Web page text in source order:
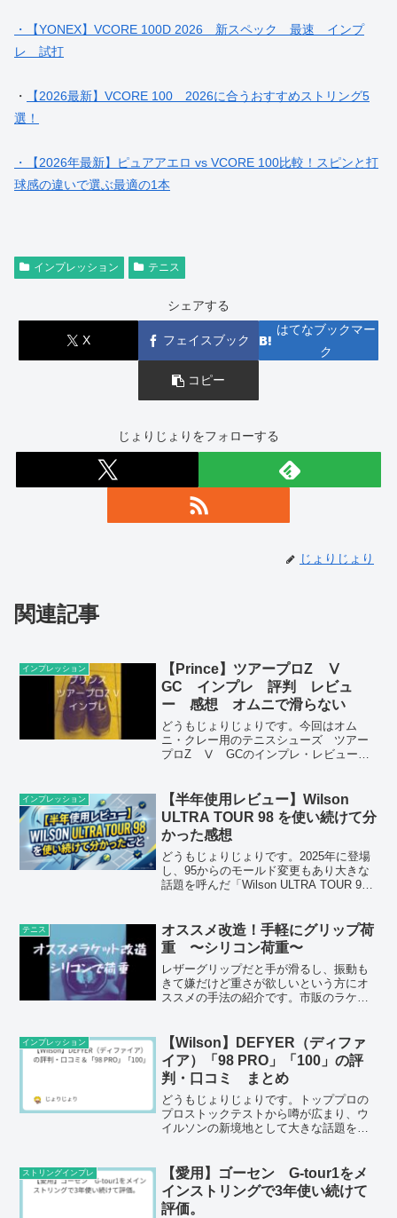
・【YONEX】VCORE 100D 2026 新スペック 最速 インプ
レ 試打
・
【2026最新】VCORE 100 2026に合うおすすめストリング5
選！
・【2026年最新】ピュアアエロ vs VCORE 100比較！スピンと打
球感の違いで選ぶ最適の1本
インプレッション テニス
シェアする
X フェイスブック
はてなブックマー
ク
コピー
じょりじょりをフォローする
じょりじょり
関連記事
インプレッション
【Prince】ツアープロZ Ⅴ
GC インプレ 評判 レビュ
ー 感想 オムニで滑らない
どうもじょりじょりです。今回はオム
ニ・クレー用のテニスシューズ ツアー
プロZ Ⅴ GCのインプレ・レビューに
っています。アウトソールがカラフルな
感じでおしゃれですね。筆...
インプレッション
【半年使用レビュー】Wilson
ULTRA TOUR 98 を使い続けて分
かった感想
どうもじょりじょりです。2025年に登場
し、95からのモールド変更もあり大きな
話題を呼んだ「Wilson ULTRA TOUR 98
ツリと試合や練習で使い込んだらど...
テニス
オススメ改造！手軽にグリップ荷
重 〜シリコン荷重〜
レザーグリップだと手が滑るし、振動も
きて嫌だけど重さが欲しいという方にオ
ススメの手法の紹介です。市販のラケッ
通販でも高くないのでレザーグリップ買
うより安く荷重ができます。
インプレッション
【Wilson】DEFYER（ディファ
イア）「98 PRO」「100」の評
判・口コミ まとめ
どうもじょりじょりです。トッププロの
プロストックテストから噂が広まり、ウ
イルソンの新境地として大きな話題をさ
構造」を搭載し、現代テニスに求められ
る「高次元...
ストリングインプレ
【愛用】ゴーセン G-tour1をメ
インストリングで3年使い続けて
評価。